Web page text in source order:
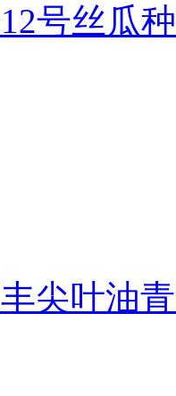
号丝瓜
尖叶油